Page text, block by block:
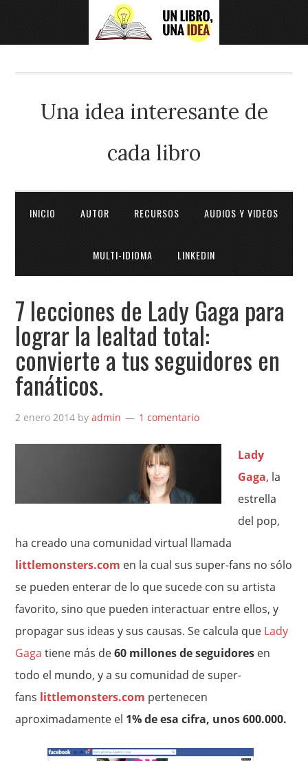
Una idea interesante de
cada libro
INICIO AUTOR RECURSOS AUDIOS Y VIDEOS
MULTI-IDIOMA LINKEDIN
7 lecciones de Lady Gaga para
lograr la lealtad total:
convierte a tus seguidores en
fanáticos.
2 enero 2014 byadmin 1 comentario
Lady
Gaga, la
estrella
del pop,
ha creado una comunidad virtual llamada
littlemonsters.com en la cual sus super-fans no sólo
se pueden enterar de lo que sucede con su artista
favorito, sino que pueden interactuar entre ellos, y
propagar sus ideas y sus causas. Se calcula que Lady
Gaga tiene más de60 millones de seguidores en
todo el mundo, y a su comunidad de super-
fans littlemonsters.com pertenecen
aproximadamente el 1% de esa cifra, unos 600.000.